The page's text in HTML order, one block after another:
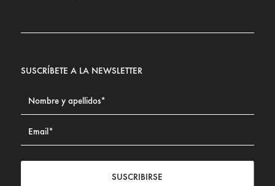
SUSCRÍBETE A LA NEWSLETTER
SUSCRIBIRSE